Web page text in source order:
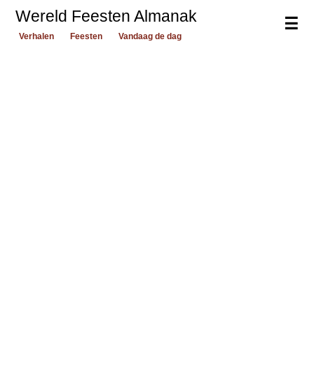
☰
Wereld Feesten Almanak
Verhalen Feesten Vandaag de dag